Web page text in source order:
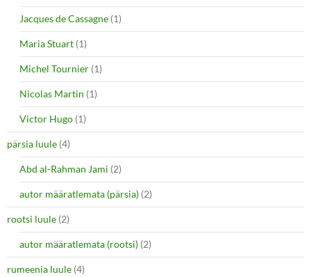
Jacques de Cassagne (1)
Maria Stuart (1)
Michel Tournier (1)
Nicolas Martin (1)
Victor Hugo (1)
pärsia luule (4)
Abd al-Rahman Jami (2)
autor määratlemata (pärsia) (2)
rootsi luule (2)
autor määratlemata (rootsi) (2)
rumeenia luule (4)